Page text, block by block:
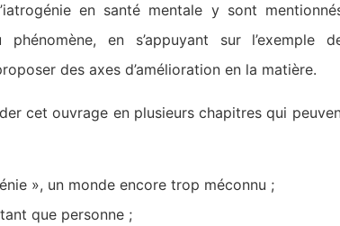
en santé mentale y sont
en s’appuyant sur l’exemple
des axes d’amélioration en la matière.
cet ouvrage en plusieurs chapitres qui
», un monde encore trop méconnu ;
que personne ;